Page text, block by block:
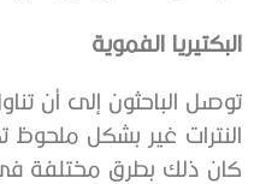
البكتيريا الفموية
‫توصل الباحثون إلى أن
النترات غير بشكل ‫ملحوظ
كان ذلك بطرق مختلفة في